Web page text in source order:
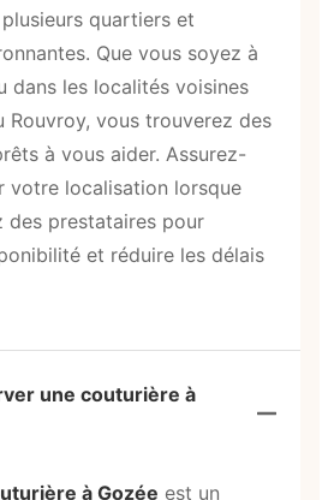
quartiers et
Que vous soyez à
dans les localités voisines
Rouvroy, vous trouverez des
à vous aider. Assurez-
votre localisation lorsque
des prestataires pour
et réduire les délais
une couturière à
à Gozée est un